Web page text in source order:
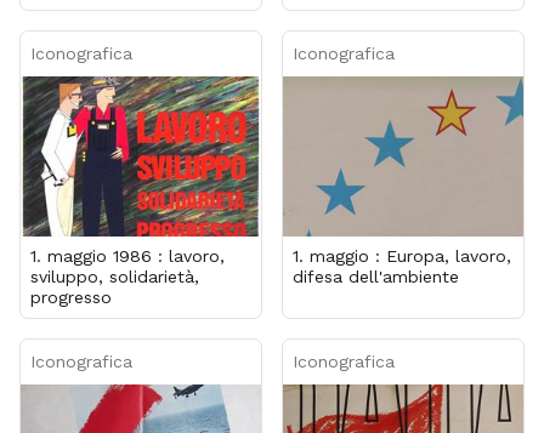
Iconografica
1. maggio 1986 : lavoro,
sviluppo, solidarietà,
progresso
Iconografica
1. maggio : Europa, lavoro,
difesa dell'ambiente
Iconografica Iconografica